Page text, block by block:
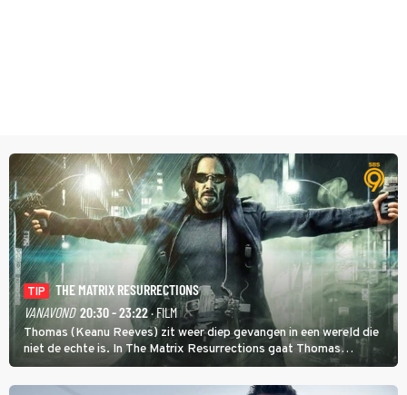
TIP
THE MATRIX RESURRECTIONS
VANAVOND 20:30 - 23:22· FILM
Thomas (Keanu Reeves) zit weer diep gevangen in een wereld die
niet de echte is. In The Matrix Resurrections gaat Thomas
proberen uit deze schijnwereld te ontsnappen.